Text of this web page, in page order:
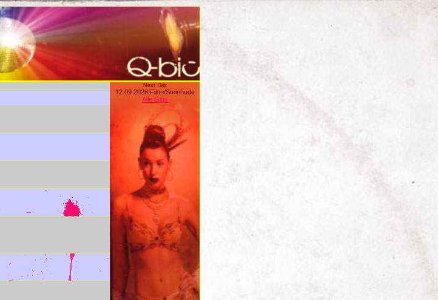
Next Gig:
12.09.2026 Filou/Steinhude
Alle Gigs